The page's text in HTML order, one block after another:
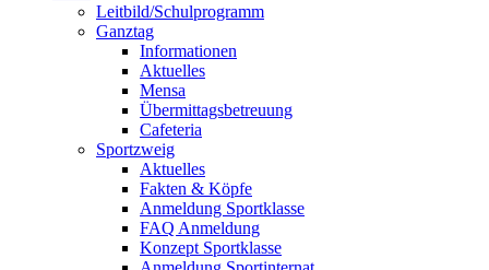
Leitbild/Schulprogramm
Ganztag
Informationen
Aktuelles
Mensa
Übermittagsbetreuung
Cafeteria
Sportzweig
Aktuelles
Fakten & Köpfe
Anmeldung Sportklasse
FAQ Anmeldung
Konzept Sportklasse